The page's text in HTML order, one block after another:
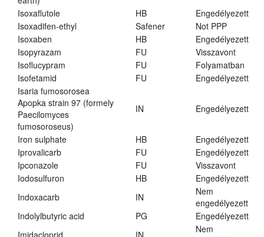
Isoxaflutole
HB
Engedélyezett
Isoxadifen-ethyl
Safener
Not PPP
Isoxaben
HB
Engedélyezett
Isopyrazam
FU
Visszavont
Isoflucypram
FU
Folyamatban
Isofetamid
FU
Engedélyezett
Isaria fumosorosea
Apopka strain 97 (formely
Paecilomyces
fumosoroseus)
IN Engedélyezett
Iron sulphate HB
Engedélyezett
Iprovalicarb
FU
Engedélyezett
Ipconazole
FU
Visszavont
Iodosulfuron
HB
Engedélyezett
Indoxacarb
IN
Nem
engedélyezett
Indolylbutyric acid
PG
Engedélyezett
Nem